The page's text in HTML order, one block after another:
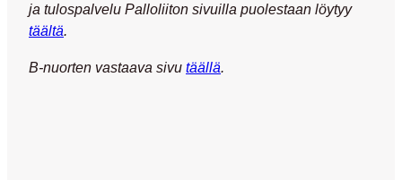
ja tulospalvelu Palloliiton sivuilla puolestaan löytyy
täältä.
B-nuorten vastaava sivu täällä.